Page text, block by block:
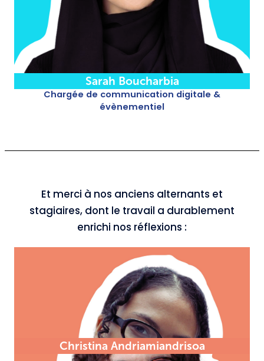
Sarah Boucharbia
Chargée de communication digitale &
évènementiel
Et merci à nos anciens alternants et
stagiaires, dont le travail a durablement
enrichi nos réflexions :
Christina Andriamiandrisoa